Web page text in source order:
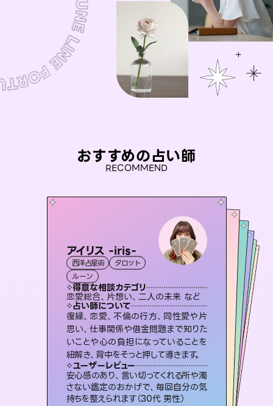
おすすめの占い師
RECOMMEND
アイリス -iris-
西洋占星術
タロット
ルーン
得意な相談カテゴリ
恋愛総合、片想い、二人の未来 など
占い師について
復縁、恋愛、不倫の行方、同性愛や片
思い、仕事関係や借金問題まで知りた
いことや心の負担になっていることを
紐解き、背中をそっと押して導きます。
ユーザーレビュー
安心感のあり、言い切ってくれる所や濁
さない鑑定のおかげで、毎回自分の気
持ちを整えられます（30代 男性）
桃源珠羽（とうげんみう）
霊視・オーラ タロット
スピリチュアル・リーディング
得意な相談カテゴリ
片想い、あの人の気持ち、復縁 など
占い師について
恋愛のお悩みの中でも特に「曖昧な関
係」の相談を得意としており、友達以上
恋人未満なお相手との今後や本音を丁
寧に読み解き恋愛成就へと導きます。
ユーザーレビュー
鑑定していただいてアドバイス通りに行
動すると仲が復活してきました。ありが
とうございました（40代 女性）
彗望（すいぼう
霊視・オーラ
スピリチュアル・リーディング
得意な相談カテゴリ
片想い、あの人の気持ち、復縁 など
占い師について
3,700年以上の歴史を持つ東洋最古の
占術「易占」で詳細まで占い、幸せへ向
かう道筋を示します。厳しい結果にも具
体的な対策をお伝えします。
ユーザーレビュー
複雑な背景もしっかり聞いて鑑定して
いただけました。気持ちが楽になりまし
た（50代 女性）
未来視師＊花
霊視・オーラ
スピリチュアル・リーディング
得意な相談カテゴリ
出逢い、片想い、復縁 など
占い師について
未来には何パターンもの選択肢があります。不安で視えにくくなっているあなたの素敵な未来を見つけ、その未来を選択できるようアドバイスします。
ユーザーレビュー
職場の人の性質や人間関係、本心など
本当によく視えていてびっくり。対策が
打てて前向きになれます（40代）
セラピスト理恵
スピリチュアル・リーディング
得意な相談カテゴリ
片想い、二人の未来、年の差 など
占い師について
連絡再開、復縁、成就などの報告実績
多数。セラピストとして2万超の施術経
験があるからこそできる鑑定で、より良
い未来をサポートします。
ユーザーレビュー
とても心温まる鑑定でした。しかもこち
らは何も言っていないのに視えていらっ
しゃるんだなと驚きです（30代女性）
おう 霊感オラクル
霊視・オーラ
オラクルカード
得意な相談カテゴリ
恋愛総合、あの人の気持ち など
占い師について
霊視×オラクルカードを使って「今」と
「未来」そして「気になるあの人の気持
ち」まで丁寧に読み解き、恋や人生のヒ
ントを優しく引き出します。
ユーザーレビュー
不安な気持ちが嘘みたいに晴れまし
た…！よく視えていらっしゃるんだなと
感じました（40代 女性）